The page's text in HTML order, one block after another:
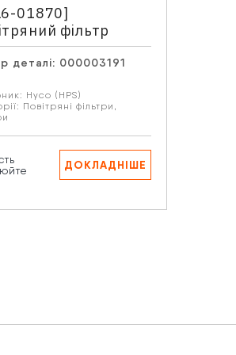
01870]
фільтр
деталі: 000003191
Hyco (HPS)
Повітряні фільтри ,
ДОКЛАДНІШЕ